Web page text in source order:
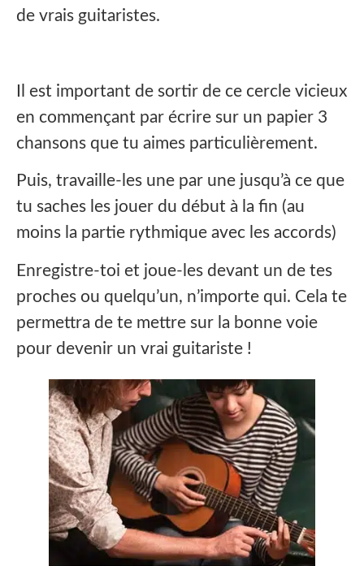
de vrais guitaristes.
Il est important de sortir de ce cercle vicieux
en commençant par écrire sur un papier 3
chansons que tu aimes particulièrement.
Puis, travaille-les une par une jusqu’à ce que
tu saches les jouer du début à la fin (au
moins la partie rythmique avec les accords)
Enregistre-toi et joue-les devant un de tes
proches ou quelqu’un, n’importe qui. Cela te
permettra de te mettre sur la bonne voie
pour devenir un vrai guitariste !